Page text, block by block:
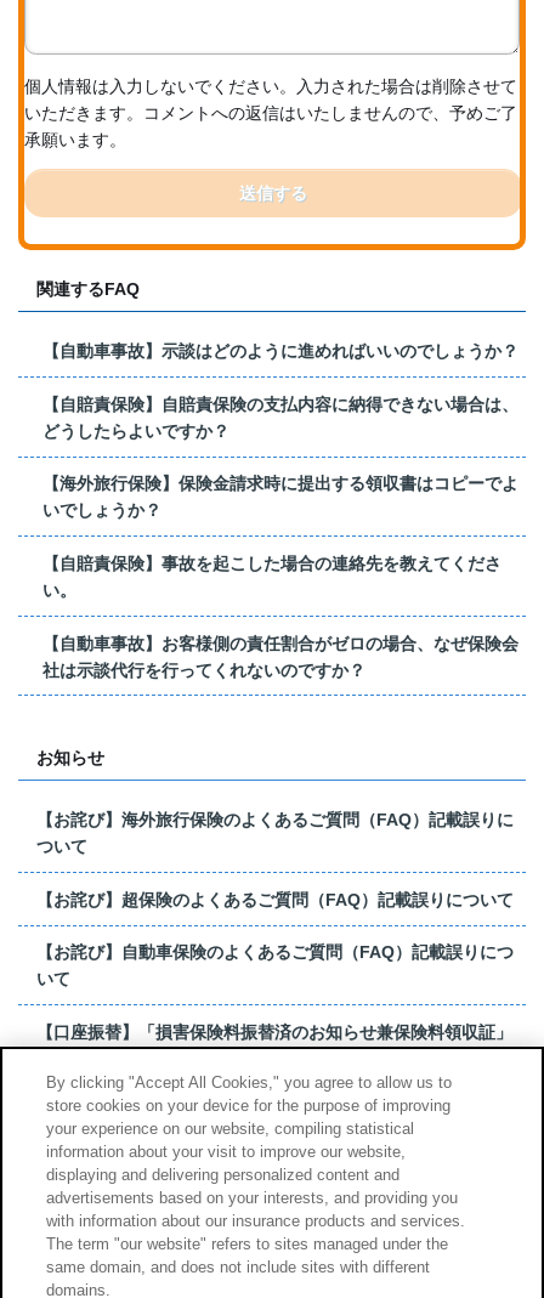
個人情報は入力しないでください。入力された場合は削除させて
いただきます。コメントへの返信はいたしませんので、予めご了
承願います。
送信する
関連するFAQ
【自動車事故】示談はどのように進めればいいのでしょうか？
【自賠責保険】自賠責保険の支払内容に納得できない場合は、
どうしたらよいですか？
【海外旅行保険】保険金請求時に提出する領収書はコピーでよ
いでしょうか？
【自賠責保険】事故を起こした場合の連絡先を教えてくださ
い。
【自動車事故】お客様側の責任割合がゼロの場合、なぜ保険会
社は示談代行を行ってくれないのですか？
お知らせ
【お詫び】海外旅行保険のよくあるご質問（FAQ）記載誤りに
ついて
【お詫び】超保険のよくあるご質問（FAQ）記載誤りについて
【お詫び】自動車保険のよくあるご質問（FAQ）記載誤りにつ
いて
【口座振替】「損害保険料振替済のお知らせ兼保険料領収証」
【お詫び】超保険のよくあるご質問（FAQ）記載誤りについて
もっと見る
サイトのご利用について
勧誘方針
By clicking "Accept All Cookies," you agree to allow us to
store cookies on your device for the purpose of improving
your experience on our website, compiling statistical
information about your visit to improve our website,
displaying and delivering personalized content and
advertisements based on your interests, and providing you
with information about our insurance products and services.
The term "our website" refers to sites managed under the
same domain, and does not include sites with different
domains.